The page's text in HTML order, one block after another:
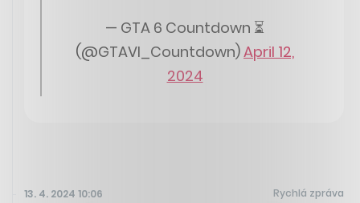
— GTA 6 Countdown ⏳
(@GTAVI_Countdown)April 12,
2024
13. 4. 2024 10:06 Rychlá zpráva